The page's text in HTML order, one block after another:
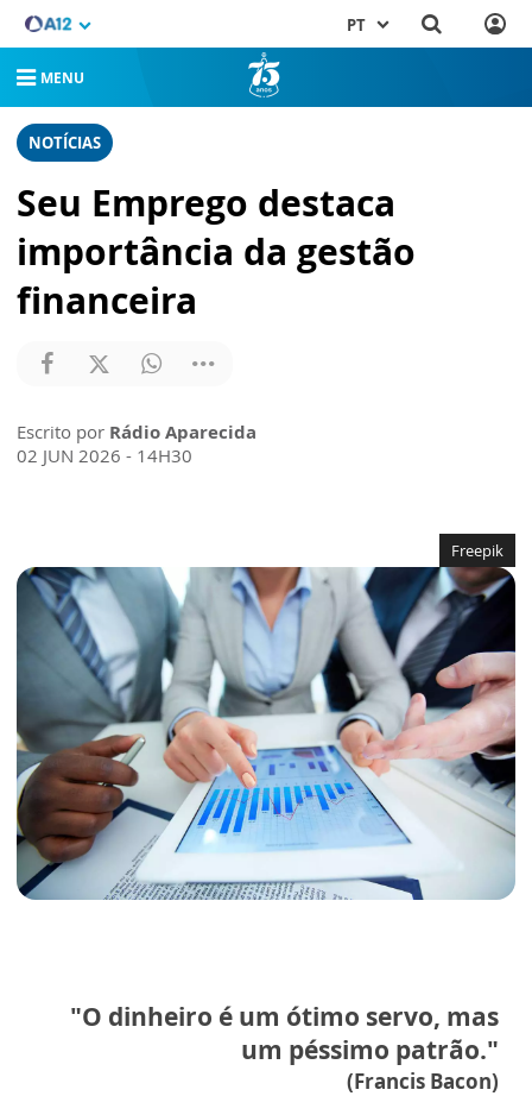
PT
MENU
NOTÍCIAS
Seu Emprego destaca
importância da gestão
financeira
Escrito por Rádio Aparecida
02 JUN 2026 - 14H30
Freepik
"O dinheiro é um ótimo servo, mas
um péssimo patrão."
(Francis Bacon)